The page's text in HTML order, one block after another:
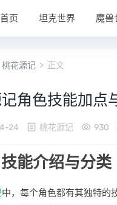
首页 坦克世界 魔兽
桃花源记 > 正文
角色技能加点
24 桃花源记 930
能介绍与分类
中，每个角色都有其独特的